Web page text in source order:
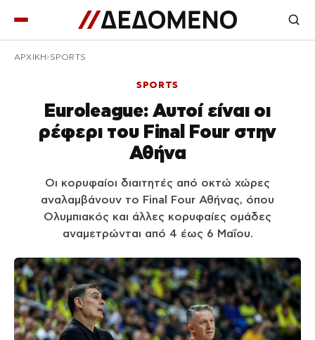
ΑΡΧΙΚΉ SPORTS
SPORTS
Euroleague: Αυτοί είναι οι
ρέφερι του Final Four στην
Αθήνα
Οι κορυφαίοι διαιτητές από οκτώ χώρες
αναλαμβάνουν το Final Four Αθήνας, όπου
Ολυμπιακός και άλλες κορυφαίες ομάδες
αναμετρώνται από 4 έως 6 Μαΐου.